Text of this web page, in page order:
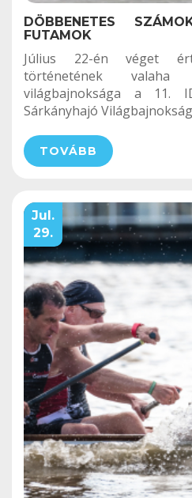
DÖBBENETES
FUTAMOK
Július 22-én véget
történetének valaha
világbajnoksága a 11.
Sárkányhajó
TOVÁBB
Jul.
29.